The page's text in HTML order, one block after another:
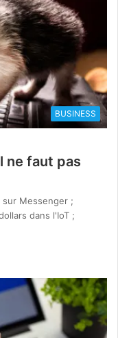
BUSINESS
ne faut pas
sur Messenger ;
dans l'IoT ;